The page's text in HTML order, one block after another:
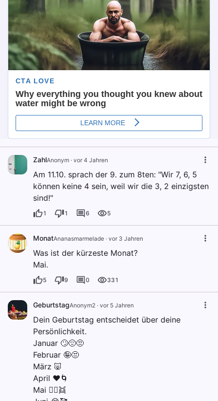
ZahlAnonym · vor 4 Jahren
Am 11.10. sprach der 9. zum 8ten: "Wir 7, 6, 5
können keine 4 sein, weil wir die 3, 2 einzigsten
sind!"
1 1 6 5
MonatAnanasmarmelade · vor 3 Jahren
Was ist der kürzeste Monat?
Mai.
5 9 0 331
GeburtstagAnonym2 · vor 5 Jahren
Dein Geburtstag entscheidet über deine
Persönlichkeit.
Januar 🙄😔😒
Februar 🤪😒
März 🐷
April ❤️🌀
Mai 👯‍♀️👯